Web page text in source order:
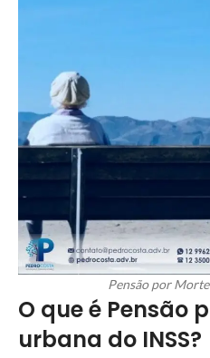
Pensão por
O que é Pensão
urbana do INSS?